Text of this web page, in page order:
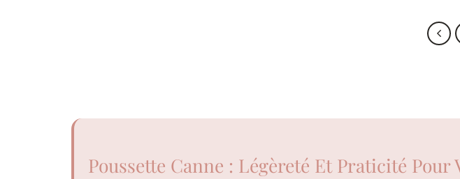
Poussette Canne : Légèreté Et Praticité Pour